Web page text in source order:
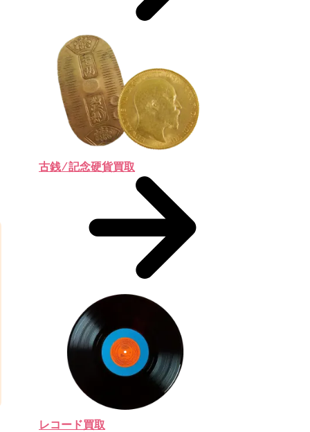
古銭 ⁄ 記念硬貨買取
レコード買取